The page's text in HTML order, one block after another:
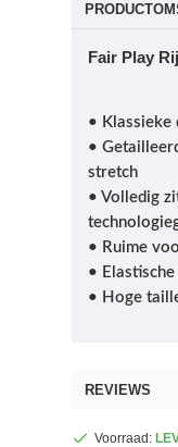
Fair Play
• Klassieke
•
stretch
• Volledig
• Ruime
•
• Hoge
REVIEWS
Voorraad: